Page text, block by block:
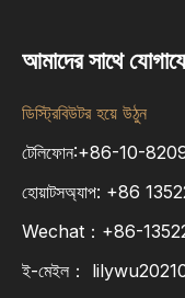
আমাদের সাথে
ডিস্ট্রিবিউটর হয়ে উঠুন
টেলিফোন:+86-10-
হোয়াটসঅ্যাপ: +86
Wechat：+86-
ই-মেইল：